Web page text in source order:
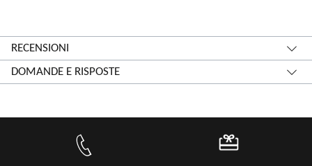
RECENSIONI
DOMANDE E RISPOSTE